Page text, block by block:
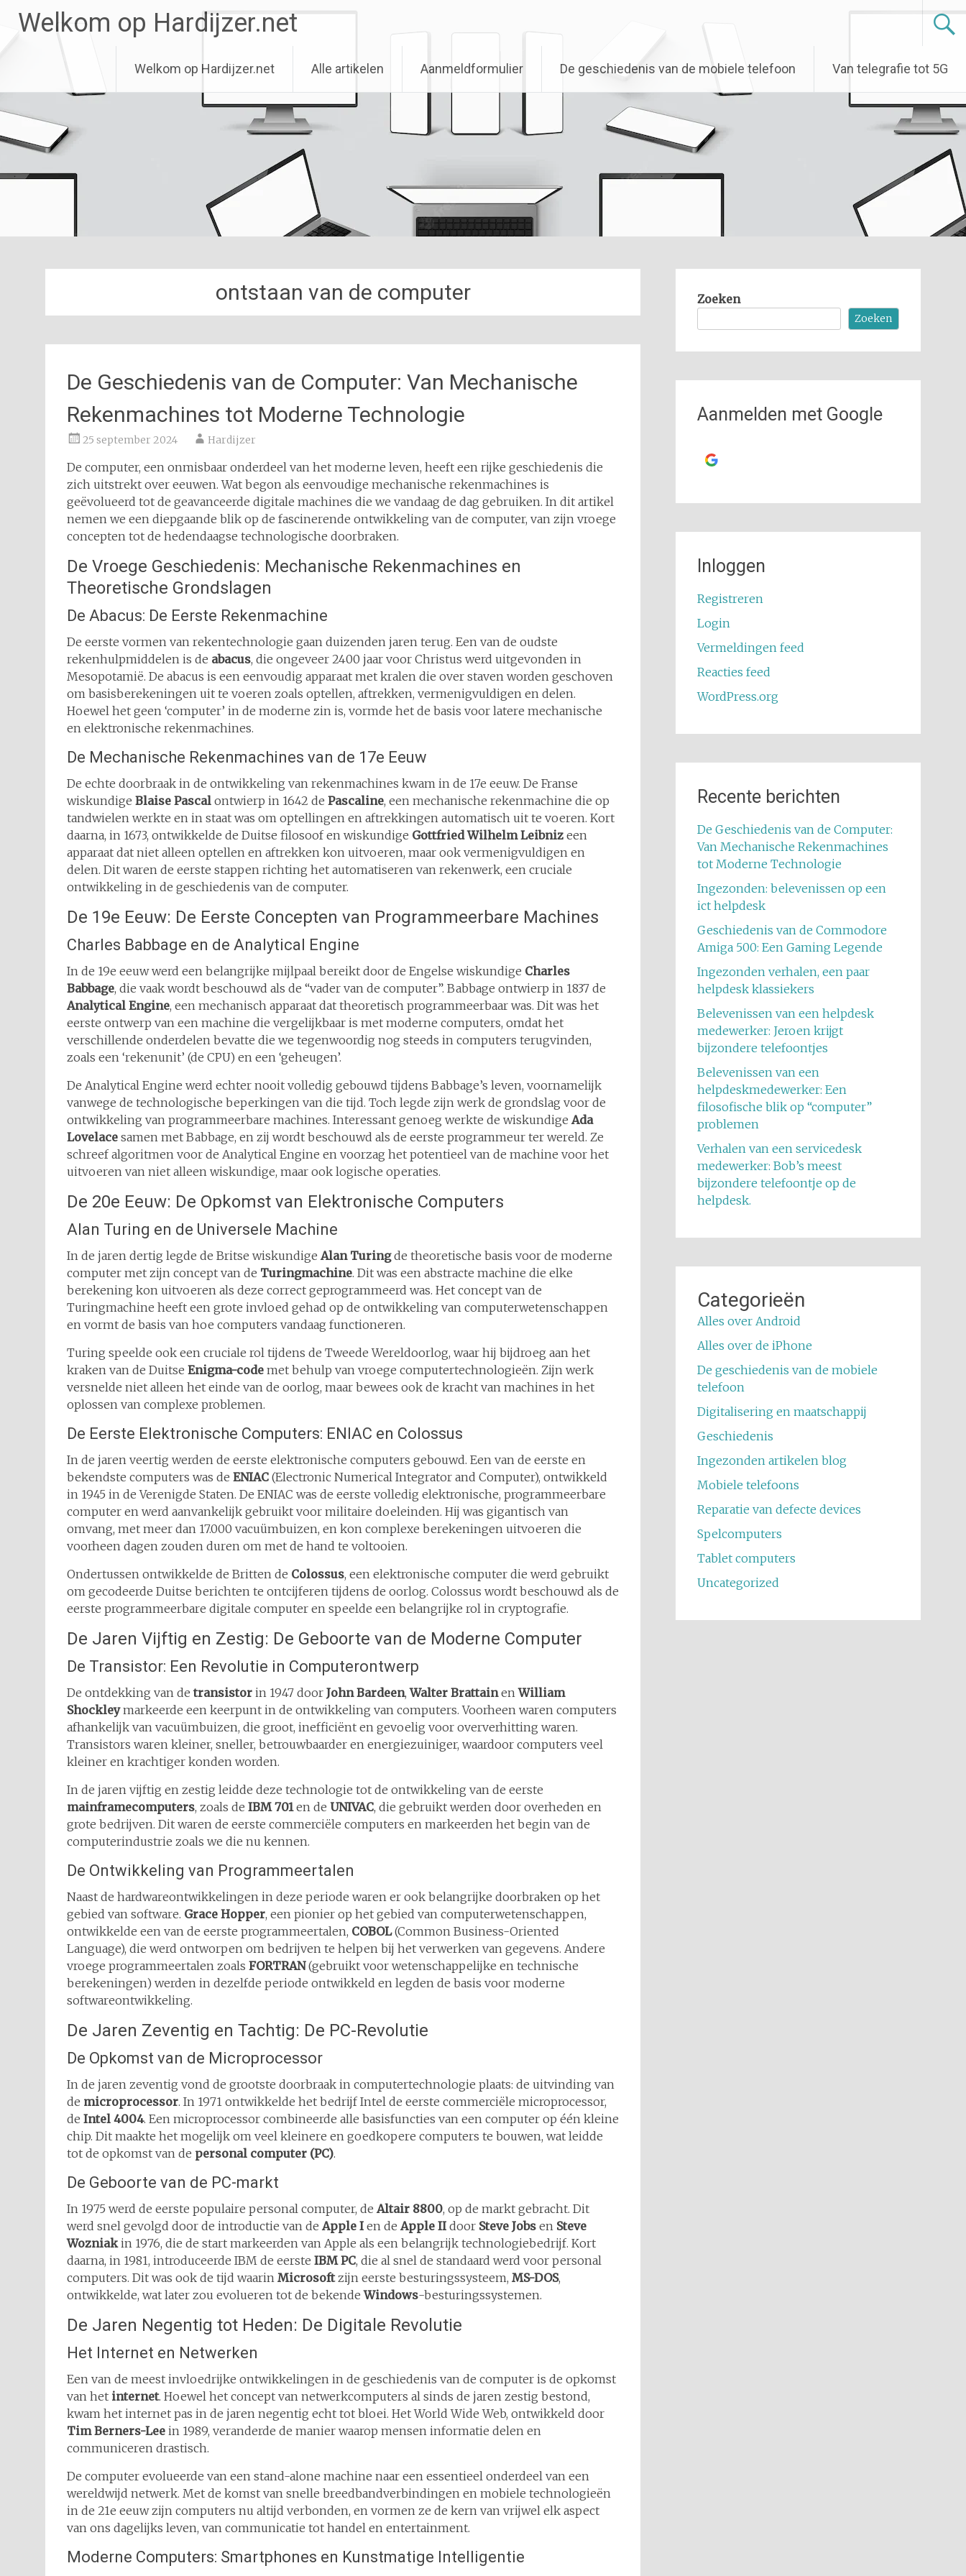
naarWelkom op Hardijzer.net
Welkom op Hardijzer.net Alle artikelen Aanmeldformulier De geschiedenis van de mobiele telefoon Van telegrafie tot 5G
ontstaan van de computer
De Geschiedenis van de Computer: Van Mechanische
Rekenmachines tot Moderne Technologie
25 september 2024 Hardijzer
De computer, een onmisbaar onderdeel van het moderne leven, heeft een rijke geschiedenis die
zich uitstrekt over eeuwen. Wat begon als eenvoudige mechanische rekenmachines is
geëvolueerd tot de geavanceerde digitale machines die we vandaag de dag gebruiken. In dit artikel
nemen we een diepgaande blik op de fascinerende ontwikkeling van de computer, van zijn vroege
concepten tot de hedendaagse technologische doorbraken.
De Vroege Geschiedenis: Mechanische Rekenmachines en
Theoretische Grondslagen
De Abacus: De Eerste Rekenmachine
De eerste vormen van rekentechnologie gaan duizenden jaren terug. Een van de oudste
rekenhulpmiddelen is de abacus, die ongeveer 2400 jaar voor Christus werd uitgevonden in
Mesopotamië. De abacus is een eenvoudig apparaat met kralen die over staven worden geschoven
om basisberekeningen uit te voeren zoals optellen, aftrekken, vermenigvuldigen en delen.
Hoewel het geen ‘computer’ in de moderne zin is, vormde het de basis voor latere mechanische
en elektronische rekenmachines.
De Mechanische Rekenmachines van de 17e Eeuw
De echte doorbraak in de ontwikkeling van rekenmachines kwam in de 17e eeuw. De Franse
wiskundige Blaise Pascal ontwierp in 1642 de Pascaline, een mechanische rekenmachine die op
tandwielen werkte en in staat was om optellingen en aftrekkingen automatisch uit te voeren. Kort
daarna, in 1673, ontwikkelde de Duitse filosoof en wiskundige Gottfried Wilhelm Leibniz een
apparaat dat niet alleen optellen en aftrekken kon uitvoeren, maar ook vermenigvuldigen en
delen. Dit waren de eerste stappen richting het automatiseren van rekenwerk, een cruciale
ontwikkeling in de geschiedenis van de computer.
De 19e Eeuw: De Eerste Concepten van Programmeerbare Machines
Charles Babbage en de Analytical Engine
In de 19e eeuw werd een belangrijke mijlpaal bereikt door de Engelse wiskundige Charles
Babbage, die vaak wordt beschouwd als de “vader van de computer”. Babbage ontwierp in 1837 de
Analytical Engine, een mechanisch apparaat dat theoretisch programmeerbaar was. Dit was het
eerste ontwerp van een machine die vergelijkbaar is met moderne computers, omdat het
verschillende onderdelen bevatte die we tegenwoordig nog steeds in computers terugvinden,
zoals een ‘rekenunit’ (de CPU) en een ‘geheugen’.
De Analytical Engine werd echter nooit volledig gebouwd tijdens Babbage’s leven, voornamelijk
vanwege de technologische beperkingen van die tijd. Toch legde zijn werk de grondslag voor de
ontwikkeling van programmeerbare machines. Interessant genoeg werkte de wiskundige Ada
Lovelace samen met Babbage, en zij wordt beschouwd als de eerste programmeur ter wereld. Ze
schreef algoritmen voor de Analytical Engine en voorzag het potentieel van de machine voor het
uitvoeren van niet alleen wiskundige, maar ook logische operaties.
De 20e Eeuw: De Opkomst van Elektronische Computers
Alan Turing en de Universele Machine
In de jaren dertig legde de Britse wiskundige Alan Turingde theoretische basis voor de moderne
computer met zijn concept van de Turingmachine. Dit was een abstracte machine die elke
berekening kon uitvoeren als deze correct geprogrammeerd was. Het concept van de
Turingmachine heeft een grote invloed gehad op de ontwikkeling van computerwetenschappen
en vormt de basis van hoe computers vandaag functioneren.
Turing speelde ook een cruciale rol tijdens de Tweede Wereldoorlog, waar hij bijdroeg aan het
kraken van de Duitse Enigma-code met behulp van vroege computertechnologieën. Zijn werk
versnelde niet alleen het einde van de oorlog, maar bewees ook de kracht van machines in het
oplossen van complexe problemen.
De Eerste Elektronische Computers: ENIAC en Colossus
In de jaren veertig werden de eerste elektronische computers gebouwd. Een van de eerste en
bekendste computers was de ENIAC (Electronic Numerical Integrator and Computer), ontwikkeld
in 1945 in de Verenigde Staten. De ENIAC was de eerste volledig elektronische, programmeerbare
computer en werd aanvankelijk gebruikt voor militaire doeleinden. Hij was gigantisch van
omvang, met meer dan 17.000 vacuümbuizen, en kon complexe berekeningen uitvoeren die
voorheen dagen zouden duren om met de hand te voltooien.
Ondertussen ontwikkelde de Britten de Colossus, een elektronische computer die werd gebruikt
om gecodeerde Duitse berichten te ontcijferen tijdens de oorlog. Colossus wordt beschouwd als de
eerste programmeerbare digitale computer en speelde een belangrijke rol in cryptografie.
De Jaren Vijftig en Zestig: De Geboorte van de Moderne Computer
De Transistor: Een Revolutie in Computerontwerp
De ontdekking van detransistor in 1947 door John Bardeen,Walter BrattainenWilliam
Shockleymarkeerde een keerpunt in de ontwikkeling van computers. Voorheen waren computers
afhankelijk van vacuümbuizen, die groot, inefficiënt en gevoelig voor oververhitting waren.
Transistors waren kleiner, sneller, betrouwbaarder en energiezuiniger, waardoor computers veel
kleiner en krachtiger konden worden.
In de jaren vijftig en zestig leidde deze technologie tot de ontwikkeling van de eerste
mainframecomputers, zoals de IBM 701en de UNIVAC, die gebruikt werden door overheden en
grote bedrijven. Dit waren de eerste commerciële computers en markeerden het begin van de
computerindustrie zoals we die nu kennen.
De Ontwikkeling van Programmeertalen
Naast de hardwareontwikkelingen in deze periode waren er ook belangrijke doorbraken op het
gebied van software. Grace Hopper, een pionier op het gebied van computerwetenschappen,
ontwikkelde een van de eerste programmeertalen, COBOL(Common Business-Oriented
Language), die werd ontworpen om bedrijven te helpen bij het verwerken van gegevens. Andere
vroege programmeertalen zoals FORTRAN(gebruikt voor wetenschappelijke en technische
berekeningen) werden in dezelfde periode ontwikkeld en legden de basis voor moderne
softwareontwikkeling.
De Jaren Zeventig en Tachtig: De PC-Revolutie
De Opkomst van de Microprocessor
In de jaren zeventig vond de grootste doorbraak in computertechnologie plaats: de uitvinding van
de microprocessor. In 1971 ontwikkelde het bedrijf Intel de eerste commerciële microprocessor,
de Intel 4004. Een microprocessor combineerde alle basisfuncties van een computer op één kleine
chip. Dit maakte het mogelijk om veel kleinere en goedkopere computers te bouwen, wat leidde
tot de opkomst van de personal computer (PC).
De Geboorte van de PC-markt
In 1975 werd de eerste populaire personal computer, de Altair 8800, op de markt gebracht. Dit
werd snel gevolgd door de introductie van de Apple I en de Apple II door Steve Jobs en Steve
Wozniakin 1976, die de start markeerden van Apple als een belangrijk technologiebedrijf. Kort
daarna, in 1981, introduceerde IBM de eerste IBM PC, die al snel de standaard werd voor personal
computers. Dit was ook de tijd waarin Microsoftzijn eerste besturingssysteem, MS-DOS,
ontwikkelde, wat later zou evolueren tot de bekendeWindows-besturingssystemen.
De Jaren Negentig tot Heden: De Digitale Revolutie
Het Internet en Netwerken
Een van de meest invloedrijke ontwikkelingen in de geschiedenis van de computer is de opkomst
van het internet. Hoewel het concept van netwerkcomputers al sinds de jaren zestig bestond,
kwam het internet pas in de jaren negentig echt tot bloei. Het World Wide Web, ontwikkeld door
Tim Berners-Lee in 1989, veranderde de manier waarop mensen informatie delen en
communiceren drastisch.
De computer evolueerde van een stand-alone machine naar een essentieel onderdeel van een
wereldwijd netwerk. Met de komst van snelle breedbandverbindingen en mobiele technologieën
in de 21e eeuw zijn computers nu altijd verbonden, en vormen ze de kern van vrijwel elk aspect
van ons dagelijks leven, van communicatie tot handel en entertainment.
Moderne Computers: Smartphones en Kunstmatige Intelligentie
Zoeken
Zoeken
Aanmelden met Google
Inloggen
Registreren
Login
Vermeldingen feed
Reacties feed
WordPress.org
Recente berichten
De Geschiedenis van de Computer:
Van Mechanische Rekenmachines
tot Moderne Technologie
Ingezonden: belevenissen op een
ict helpdesk
Geschiedenis van de Commodore
Amiga 500: Een Gaming Legende
Ingezonden verhalen, een paar
helpdesk klassiekers
Belevenissen van een helpdesk
medewerker: Jeroen krijgt
bijzondere telefoontjes
Belevenissen van een
helpdeskmedewerker: Een
filosofische blik op “computer”
problemen
Verhalen van een servicedesk
medewerker: Bob’s meest
bijzondere telefoontje op de
helpdesk.
Categorieën
Alles over Android
Alles over de iPhone
De geschiedenis van de mobiele
telefoon
Digitalisering en maatschappij
Geschiedenis
Ingezonden artikelen blog
Mobiele telefoons
Reparatie van defecte devices
Spelcomputers
Tablet computers
Uncategorized